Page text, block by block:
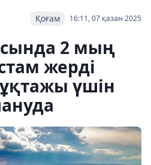
16:11, 07 қазан 2025
Қоғам
2 мың
жерді
үшін